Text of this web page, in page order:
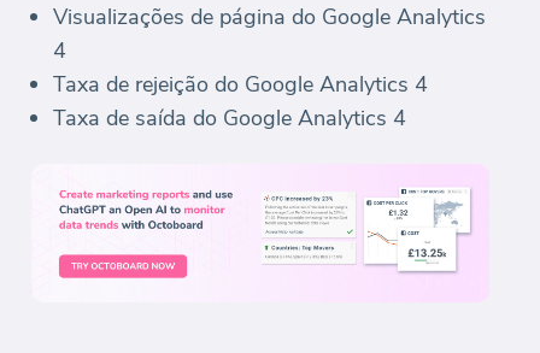
Visualizações de página do Google Analytics
4
Taxa de rejeição do Google Analytics 4
Taxa de saída do Google Analytics 4